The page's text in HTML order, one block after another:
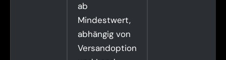
ab
Mindestwert,
abhängig von
Versandoption